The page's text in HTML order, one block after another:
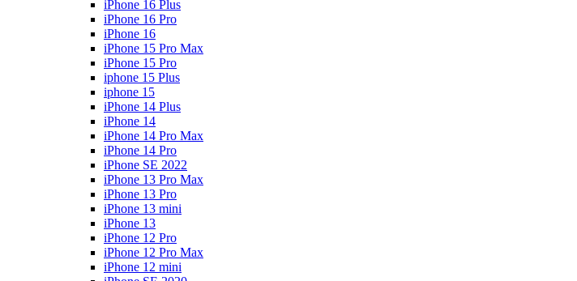
iPhone 16 Plus
iPhone 16 Pro
iPhone 16
iPhone 15 Pro Max
iPhone 15 Pro
iphone 15 Plus
iphone 15
iPhone 14 Plus
iPhone 14
iPhone 14 Pro Max
iPhone 14 Pro
iPhone SE 2022
iPhone 13 Pro Max
iPhone 13 Pro
iPhone 13 mini
iPhone 13
iPhone 12 Pro
iPhone 12 Pro Max
iPhone 12 mini